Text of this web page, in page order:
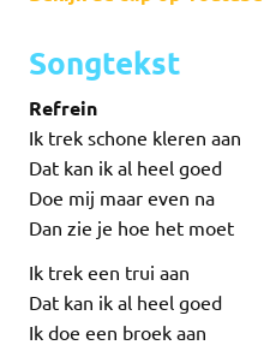
Songtekst
Refrein
Ik trek schone kleren aan
Dat kan ik al heel goed
Doe mij maar even na
Dan zie je hoe het moet
Ik trek een trui aan
Dat kan ik al heel goed
Ik doe een broek aan